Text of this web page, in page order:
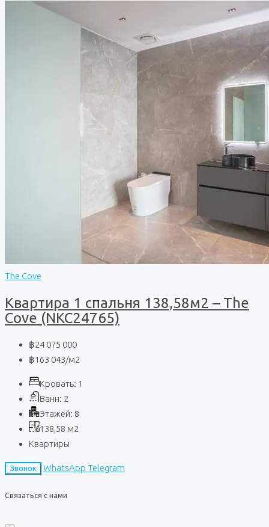
The Cove
Квартира 1 спальня 138,58м2 – The
Cove (NKC24765)
฿24 075 000
฿163 043/м2
Кровать: 1
Ванн: 2
Этажей: 8
138,58 м2
Квартиры
Звонок WhatsApp Telegram
Связаться с нами